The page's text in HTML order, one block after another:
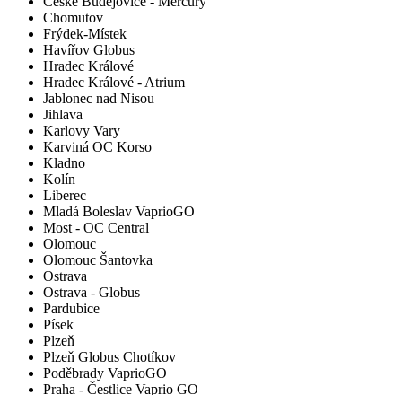
Chomutov
Frýdek-Místek
Havířov Globus
Hradec Králové
Hradec Králové - Atrium
Jablonec nad Nisou
Jihlava
Karlovy Vary
Karviná OC Korso
Kladno
Kolín
Liberec
Mladá Boleslav VaprioGO
Most - OC Central
Olomouc
Olomouc Šantovka
Ostrava
Ostrava - Globus
Pardubice
Písek
Plzeň
Plzeň Globus Chotíkov
Poděbrady VaprioGO
Praha - Čestlice Vaprio GO